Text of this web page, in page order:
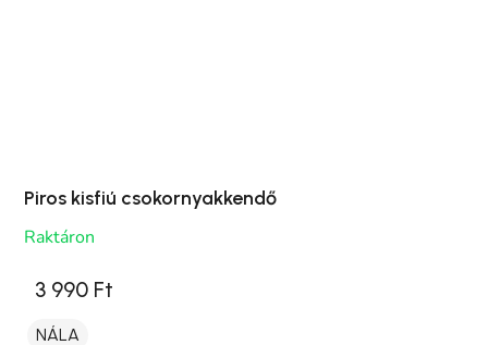
Piros kisfiú csokornyakkendő
Raktáron
3 990 Ft
NÁLA